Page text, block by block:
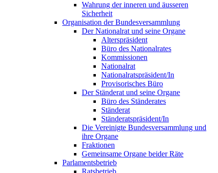
Wahrung der inneren und äusseren
Sicherheit
Organisation der Bundesversammlung
Der Nationalrat und seine Organe
Alterspräsident
Büro des Nationalrates
Kommissionen
Nationalrat
Nationalratspräsident/In
Provisorisches Büro
Der Ständerat und seine Organe
Büro des Ständerates
Ständerat
Ständeratspräsident/In
Die Vereinigte Bundesversammlung und
ihre Organe
Fraktionen
Gemeinsame Organe beider Räte
Parlamentsbetrieb